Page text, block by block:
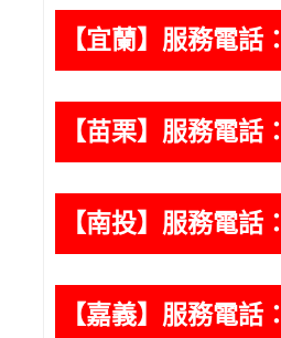
【宜蘭】服務電話：
【苗栗】服務電話：
【南投】服務電話：
【嘉義】服務電話：